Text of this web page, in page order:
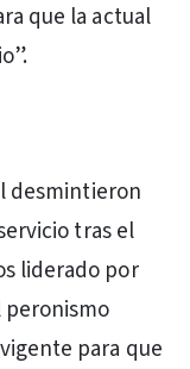
que la actual
desmintieron
tras el
liderado por
peronismo
para que